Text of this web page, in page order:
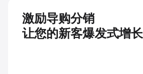
激励导购分销
让您的新客爆发式增长